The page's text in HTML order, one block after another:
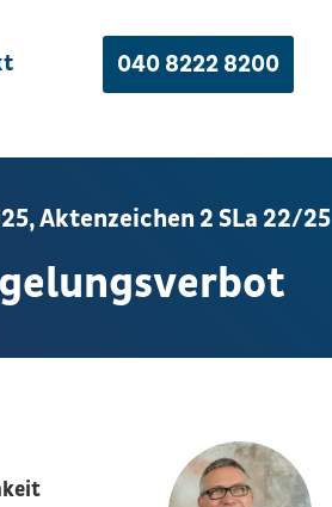
040 8222 8200
Aktenzeichen 2 SLa 22/25